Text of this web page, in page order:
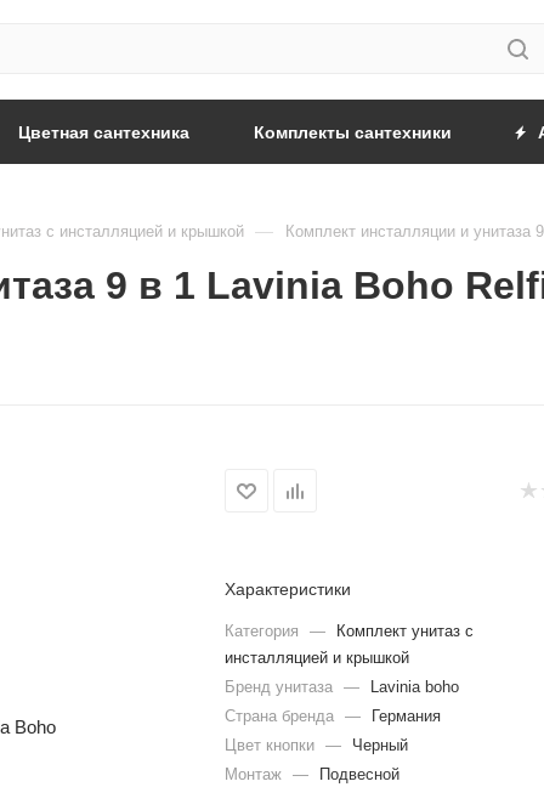
Цветная сантехника Комплекты сантехники
с инсталляцией и крышкой — Комплект инсталляции и
9 в 1 Lavinia Boho
Характеристики
Категория —
Комплект унитаз с
инсталляцией и крышкой
Бренд унитаза —
Lavinia boho
Страна бренда —
Германия
Цвет кнопки —
Черный
Монтаж — Подвесной